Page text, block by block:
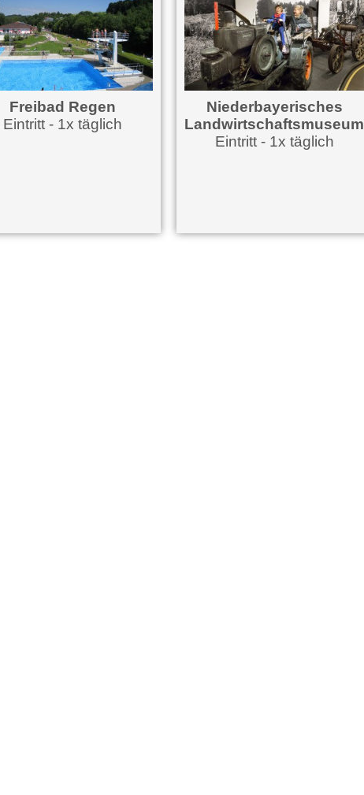
Freibad Regen
Eintritt - 1x täglich
Niederbayerisches
Landwirtschaftsmuseum
Eintritt - 1x täglich